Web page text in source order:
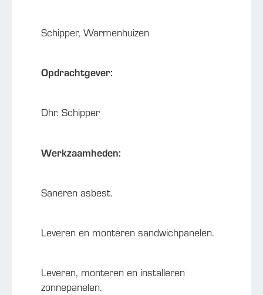
Schipper, Warmenhuizen
Opdrachtgever:
Dhr. Schipper
Werkzaamheden:
Saneren asbest.
Leveren en monteren sandwichpanelen.
Leveren, monteren en installeren
zonnepanelen.